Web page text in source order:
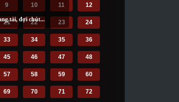
9 10 11 12
21 22 23 24
33 34 35 36
45 46 47 48
57 58 59 60
69 70 71 72